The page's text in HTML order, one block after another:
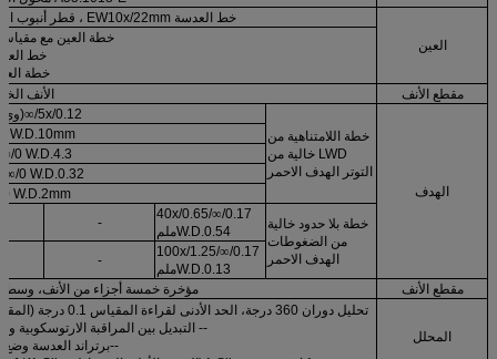
العين
خط العدسة EW10x/22mm ، قطر أنبوب العدسة.30mm
خطة العين مع
خط
خطة
مقطع الأنف
الأنف
الهدف
خطة اللامتناهية من
LWD خالية من
التوتر الهدف الاحمر
5x/0.12/
∞(وي
/- W.D.10mm
∞/0 W.D.4.3ملم
∞/0 W.D.0.32ملم
/0 W.D.2mm
خطة بلا حدود خالية
من الضغوطات
الهدف الاحمر
40x/0.65/∞/0.17
W.D.0.54ملم
-
100x/1.25/∞/0.17
W.D.0.13ملم
-
مقطع الأنف
مؤخرة خمسة أجزاء من الأنف، وسط
المحلل
تحليل دوران 360 درجة، الحد الأدنى لقراءة المقياس 0.1 درجة (المقياس السنوي)
-- التبديل بين المراقبة الارتوسكوبية و
--برتراند العدسة وضع